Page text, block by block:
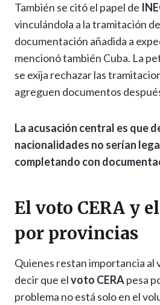
También se citó el papel de
vinculándola a la tramitación
documentación añadida a
mencionó también Cuba. La
se exija rechazar las
agreguen documentos
La acusación central es que
nacionalidades no serían
completando con
El voto CERA y
por provincias
Quienes restan importancia al
decir que elvoto CERApesa
problema no está solo en el